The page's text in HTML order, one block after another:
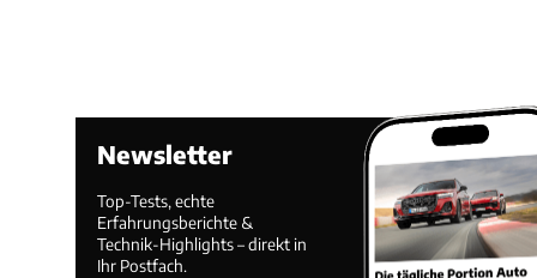
Newsletter
Top-Tests, echte
Erfahrungsberichte &
Technik-Highlights – direkt in
Ihr Postfach.